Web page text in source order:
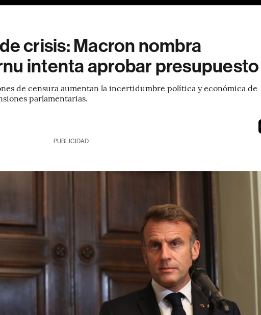
crisis: Macron nombra
intenta aprobar presupuesto
de censura aumentan la incertidumbre política y económica de
parlamentarias.
PUBLICIDAD